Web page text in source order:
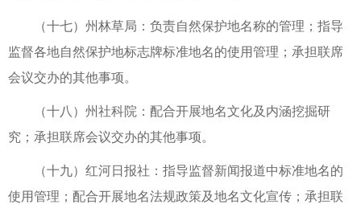
（十七）州林草局：负责自然保护地名称的管理；指导
监督各地自然保护地标志牌标准地名的使用管理；承担联席
会议交办的其他事项。
（十八）州社科院：配合开展地名文化及内涵挖掘研
究；承担联席会议交办的其他事项。
（十九）红河日报社：指导监督新闻报道中标准地名的
使用管理；配合开展地名法规政策及地名文化宣传；承担联